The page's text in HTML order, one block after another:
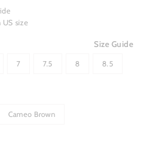
US size
Size Guide
7 7.5 8 8.5
Cameo Brown